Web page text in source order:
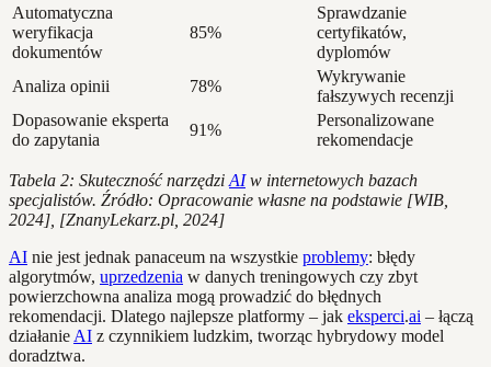
Automatyczna
weryfikacja
dokumentów
85%
Sprawdzanie
certyfikatów,
dyplomów
Analiza opinii
78%
Wykrywanie
fałszywych recenzji
Dopasowanie eksperta
do zapytania
91%
Personalizowane
rekomendacje
Tabela 2: Skuteczność narzędzi AIw internetowych bazach
specjalistów. Źródło: Opracowanie własne na podstawie [WIB,
2024], [ZnanyLekarz.pl, 2024]
AI nie jest jednak panaceum na wszystkie problemy: błędy
algorytmów, uprzedzenia w danych treningowych czy zbyt
powierzchowna analiza mogą prowadzić do błędnych
rekomendacji. Dlatego najlepsze platformy – jak eksperci.ai – łączą
działanie AI z czynnikiem ludzkim, tworząc hybrydowy model
doradztwa.